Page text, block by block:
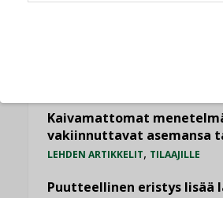
Kaivamattomat
vakiinnuttavat asemansa
LEHDEN ARTIKKELIT, TILAAJILLE
Puutteellinen eristys lisää